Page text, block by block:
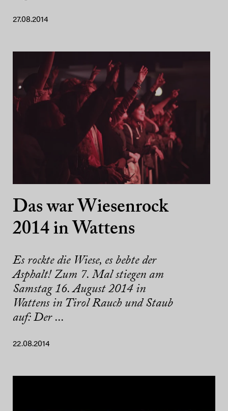
27.08.2014
Das war Wiesenrock
2014 in Wattens
Es rockte die Wiese, es bebte der
Asphalt! Zum 7. Mal stiegen am
Samstag 16. August 2014 in
Wattens in Tirol Rauch und Staub
auf: Der ...
22.08.2014